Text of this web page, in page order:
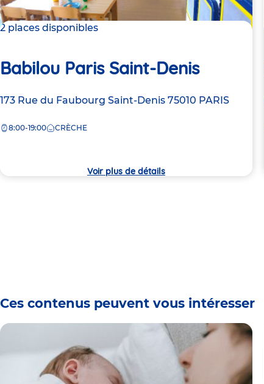
2 places disponibles
Babilou Paris Saint-Denis
Adresse
la
173 Rue du Faubourg Saint-Denis 75010 PARIS
8:00-19:00 CRÈCHE
Voir plus de détails
Ces contenus peuvent vous intéresser